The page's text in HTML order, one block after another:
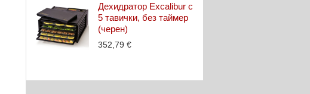
Дехидратор Excalibur с
5 тавички, без таймер
(черен)
352,79 €